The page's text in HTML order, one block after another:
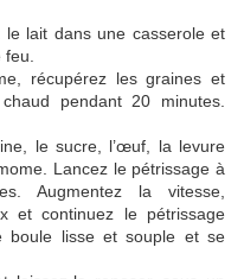
le lait dans une casserole et
récupérez les graines et
pendant 20 minutes.
le sucre, l’œuf, la levure
Lancez le pétrissage à
Augmentez la vitesse,
et continuez le pétrissage
boule lisse et souple et se